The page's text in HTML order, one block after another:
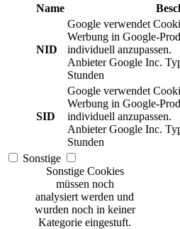
Name
NID
Google verwendet
Werbung in Google-
individuell anzupassen.
Anbieter Google Inc.
Stunden
SID
Google verwendet
Werbung in Google-
individuell anzupassen.
Anbieter Google Inc.
Stunden
Sonstige
Sonstige Cookies
müssen noch
analysiert werden und
wurden noch in keiner
Kategorie eingestuft.